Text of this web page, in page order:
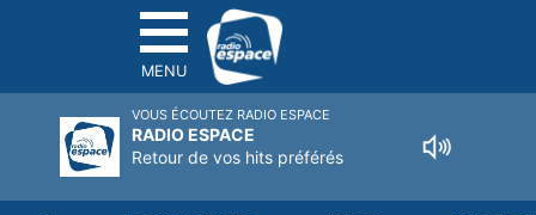
MENU
VOUS ÉCOUTEZ RADIO ESPACE
RADIO ESPACE
Retour de vos hits préférés